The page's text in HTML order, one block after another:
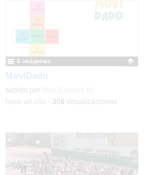
MoviDado
Contenido educativo.
subido por
6 imágenes
hace un año - 308 visualizaciones